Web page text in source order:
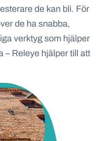
de kan bli. För
de ha snabba,
verktyg som hjälper
– Releye hjälper till att